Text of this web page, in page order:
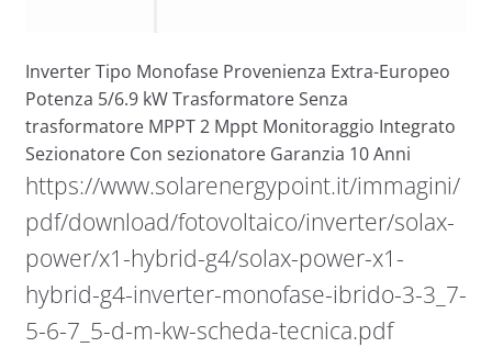
Inverter Tipo Monofase Provenienza Extra-Europeo
Potenza 5/6.9 kW Trasformatore Senza
trasformatore MPPT 2 Mppt Monitoraggio Integrato
Sezionatore Con sezionatore Garanzia 10 Anni
https://www.solarenergypoint.it/immagini/
pdf/download/fotovoltaico/inverter/solax-
power/x1-hybrid-g4/solax-power-x1-
hybrid-g4-inverter-monofase-ibrido-3-3_7-
5-6-7_5-d-m-kw-scheda-tecnica.pdf